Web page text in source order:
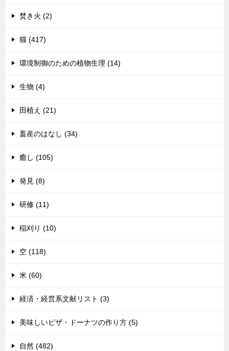
焚き火 (2)
猫 (417)
環境制御のための植物生理 (14)
生物 (4)
田植え (21)
畜産のはなし (34)
癒し (105)
発見 (8)
研修 (11)
稲刈り (10)
空 (118)
米 (60)
経済・経営系文献リスト (3)
美味しいピザ・ドーナツの作り方 (5)
自然 (482)